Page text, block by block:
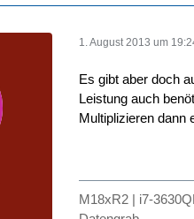
1. August 2013 um
Es gibt aber doch
Leistung auch
Multiplizieren dann
M18xR2 | i7-